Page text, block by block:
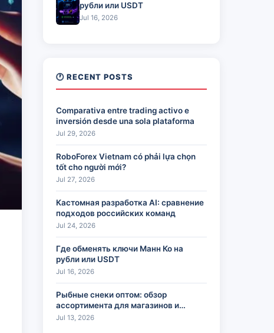
рубли или USDT
Jul 16, 2026
🕐 RECENT POSTS
Comparativa entre trading activo e
inversión desde una sola plataforma
Jul 29, 2026
RoboForex Vietnam có phải lựa chọn
tốt cho người mới?
Jul 27, 2026
Кастомная разработка AI: сравнение
подходов российских команд
Jul 24, 2026
Где обменять ключи Манн Ко на
рубли или USDT
Jul 16, 2026
Рыбные снеки оптом: обзор
ассортимента для магазинов и
HoReCa
Jul 13, 2026